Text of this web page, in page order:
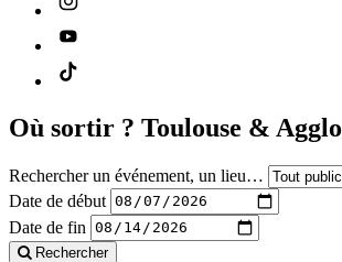
Où sortir ? Toulouse & Agglo
Rechercher un événement, un lieu…
Date de début
Date de fin
Rechercher